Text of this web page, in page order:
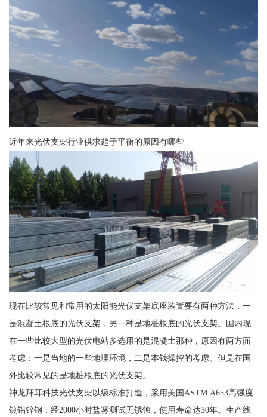
近年来光伏支架行业供求趋于平衡的原因有哪些
现在比较常见和常用的太阳能光伏支架底座装置要有两种方法，一
是混凝土根底的光伏支架，另一种是地桩根底的光伏支架。国内现
在一些比较大型的光伏电站多选用的是混凝土那种，原因有两方面
考虑：一是当地的一些地理环境，二是本钱操控的考虑。但是在国
外比较常见的是地桩根底的光伏支架。
神龙拜耳科技光伏支架以级标准打造，采用美国ASTM A653高强度
镀铝锌钢，经2000小时盐雾测试无锈蚀，使用寿命达30年。生产线